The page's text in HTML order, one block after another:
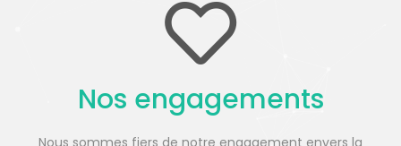
Nos engagements